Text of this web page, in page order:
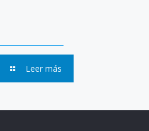
Leer más